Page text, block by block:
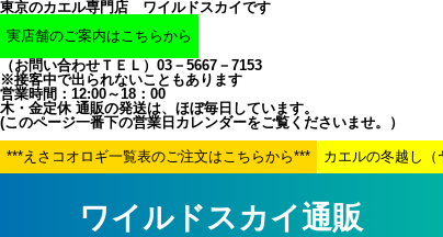
東京のカエル専門店 ワイルドスカイです
（お問い合わせＴＥＬ）03－5667－7153
※接客中で出られないこともあります
営業時間：12:00～18：00
木・金定休 通販の発送は、ほぼ毎日しています。
(このページ一番下の営業日カレンダーをご覧くださいませ。）
ワイルドスカイ通販